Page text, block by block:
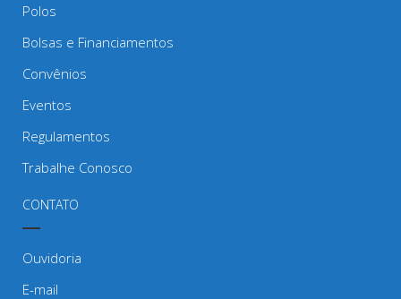
Polos
Bolsas e Financiamentos
Convênios
Eventos
Regulamentos
Trabalhe Conosco
CONTATO
Ouvidoria
E-mail